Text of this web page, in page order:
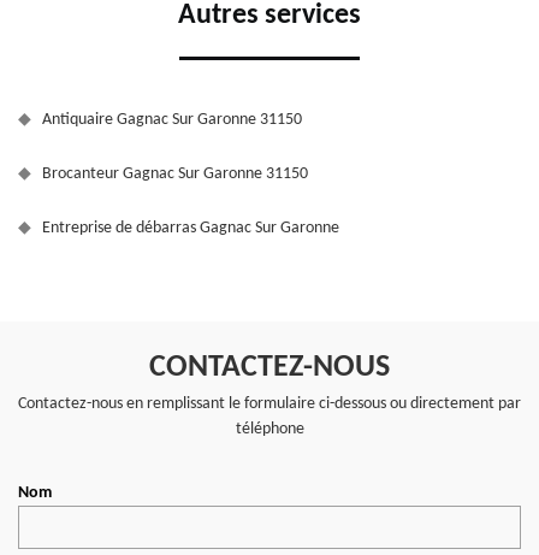
Autres services
Antiquaire Gagnac Sur Garonne 31150
Brocanteur Gagnac Sur Garonne 31150
Entreprise de débarras Gagnac Sur Garonne
CONTACTEZ-NOUS
Contactez-nous en remplissant le formulaire ci-dessous ou directement par
téléphone
Nom